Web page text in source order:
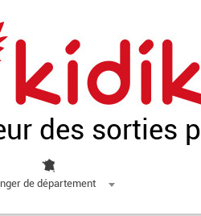
des sorties
de département